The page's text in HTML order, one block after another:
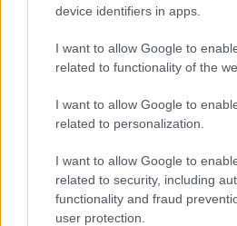
device identifiers in apps.
I want to allow Google to
related to functionality of the
I want to allow Google to
related to personalization.
I want to allow Google to
related to security, including
functionality and fraud
user protection.
TAGS: Παγκόσμια Τράπεζα
Πληθωρισμός
Πόλεμος